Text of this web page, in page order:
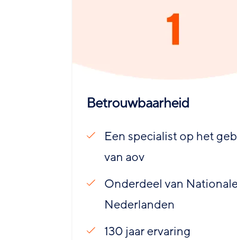
Betrouwbaarheid
Een specialist op het
van aov
Onderdeel van
Nederlanden
130 jaar ervaring